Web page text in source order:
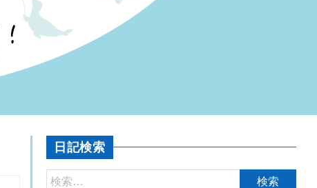
日記検索